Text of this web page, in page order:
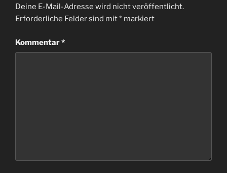
Deine E-Mail-Adresse wird nicht veröffentlicht.
Erforderliche Felder sind mit* markiert
Kommentar*